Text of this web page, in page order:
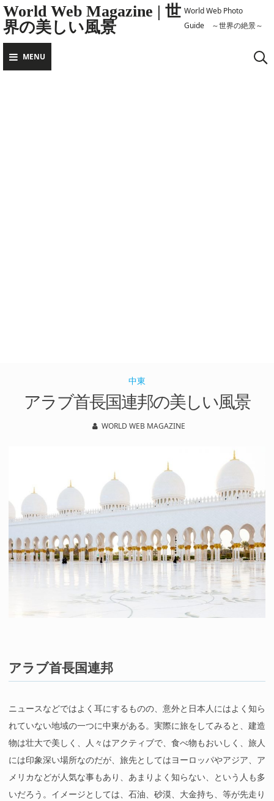
Skip
to
content
World Web Magazine | 世
界の美しい風景
World Web Photo
Guide ～世界の絶景～
MENU
中東
アラブ首長国連邦の美しい風景
WORLD WEB MAGAZINE
アラブ首長国連邦
ニュースなどではよく耳にするものの、意外と日本人にはよく知ら
れていない地域の一つに中東がある。実際に旅をしてみると、建造
物は壮大で美しく、人々はアクティブで、食べ物もおいしく、旅人
には印象深い場所なのだが、旅先としてはヨーロッパやアジア、ア
メリカなどが人気な事もあり、あまりよく知らない、という人も多
いだろう。イメージとしては、石油、砂漠、大金持ち、等が先走り